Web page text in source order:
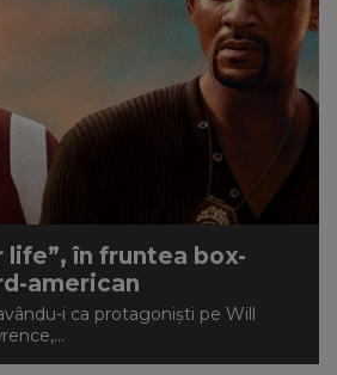
life”, în fruntea box-
american
i ca protagonişti pe Will